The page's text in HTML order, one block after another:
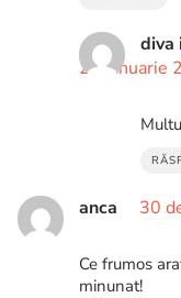
diva
28 ianuarie
anca 30
Ce frumos
minunat!